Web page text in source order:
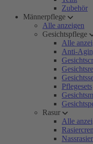
Zubehör
Männerpflege
Alle anzeigen
Gesichtspflege
Alle
Anti-
Pflegesets
Rasur
Alle